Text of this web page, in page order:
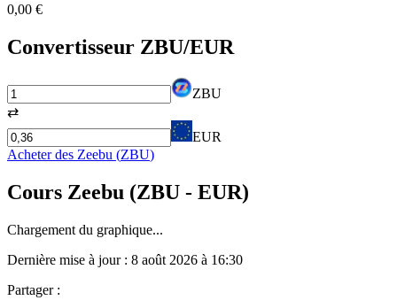
0,00 €
Convertisseur ZBU/EUR
ZBU
⇄
EUR
Acheter des Zeebu (ZBU)
Cours Zeebu (ZBU - EUR)
Chargement du graphique...
Dernière mise à jour : 8 août 2026 à 16:30
Partager :